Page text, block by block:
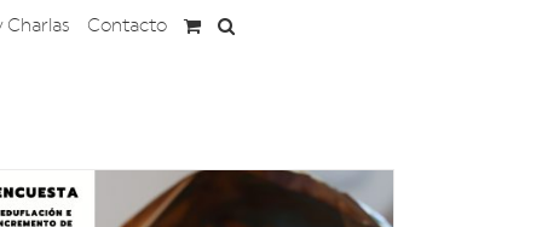
Charlas Contacto